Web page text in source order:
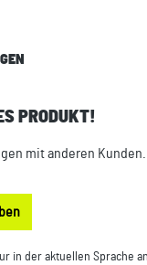
von 0 von 5
PRODUKT!
mit anderen Kunden.
in der aktuellen Sprache